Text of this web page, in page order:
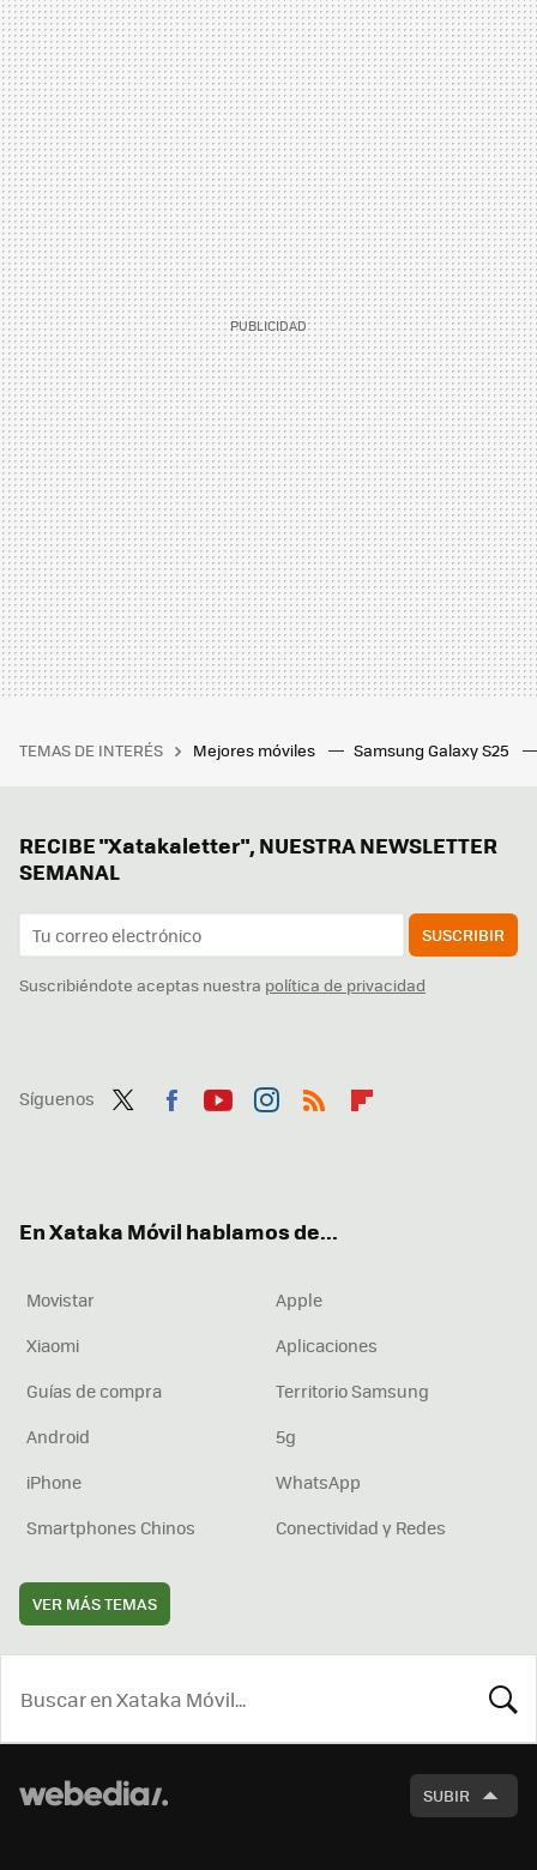
TEMAS DE INTERÉS Mejores móviles Samsung Galaxy S25
RECIBE "Xatakaletter", NUESTRA NEWSLETTER
SEMANAL
SUSCRIBIR
Suscribiéndote aceptas nuestra política de privacidad
Síguenos
En Xataka Móvil hablamos de...
Movistar
Apple
Xiaomi
Aplicaciones
Guías de compra
Territorio Samsung
Android
5g
iPhone
WhatsApp
Smartphones Chinos
Conectividad y Redes
VER MÁS TEMAS
SUBIR